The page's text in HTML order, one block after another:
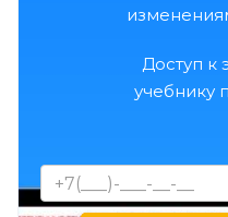
Доступ к
учебнику